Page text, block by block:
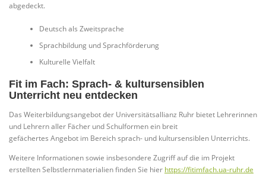
abgedeckt.
Deutsch als Zweitsprache
Sprachbildung und Sprachförderung
Kulturelle Vielfalt
Fit im Fach: Sprach- & kultursensiblen
Unterricht neu entdecken
Das Weiterbildungsangebot der Universitätsallianz Ruhr bietet Lehrerinnen
und Lehrern aller Fächer und Schulformen ein breit
gefächertes Angebot im Bereich sprach- und kultursensiblen Unterrichts.
Weitere Informationen sowie insbesondere Zugriff auf die im Projekt
erstellten Selbstlernmaterialien finden Sie hier https://fitimfach.ua-ruhr.de